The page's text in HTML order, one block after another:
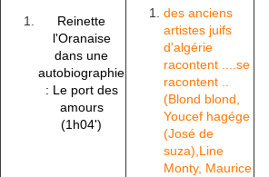
Reinette
l'Oranaise
dans une
autobiographie
: Le port des
amours
(1h04')
des anciens
artistes juifs
d'algérie
racontent ....se
racontent ..
(Blond blond,
Youcef hagége
(José de
suza),Line
Monty, Maurice